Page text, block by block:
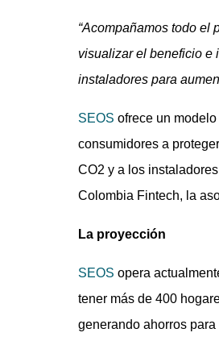
“Acompañamos todo el
visualizar el beneficio e
instaladores para
SEOS ofrece un
consumidores a
CO2 y a los
Colombia Fintech, la
La proyección
SEOS opera
tener más de 400
generando ahorros